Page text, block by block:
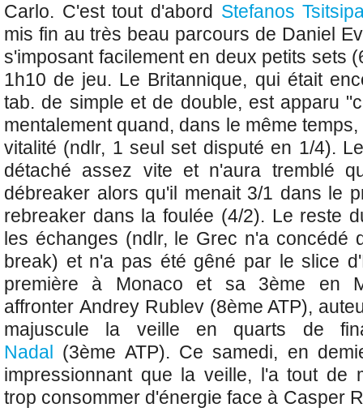
Carlo. C'est tout d'abord Stefanos
mis fin autrès beau parcours de Daniel
s'imposant facilement en deux petits sets
1h10 de jeu. Le Britannique, qui était
tab. de simple et de double, est apparu
mentalement quand, dans le même
vitalité (ndlr, 1 seul set disputé en 1/4).
détaché assez vite et n'aura tremblé
débreaker alors qu'il menait 3/1 dans le
rebreaker dans la foulée (4/2). Le reste
les échanges (ndlr, le Grec n'a concédé
break) et n'a pas été gêné par le slice
première à Monaco et sa 3ème en
affronter Andrey Rublev (8ème ATP),
majuscule la veille en quarts de
Nadal (3ème ATP). Ce samedi, en
impressionnant que la veille, l'a tout de
trop consommer d'énergie face à Casper